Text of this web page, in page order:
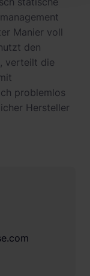
Manier voll
den
verteilt die
problemlos
Hersteller